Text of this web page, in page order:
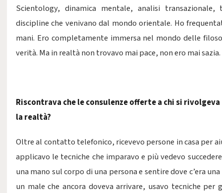
Scientology, dinamica mentale, analisi
discipline che venivano dal mondo orientale. Ho
mani. Ero completamente immersa nel mondo delle
verità. Ma in realtà non trovavo mai pace, non ero mai sazia.
Riscontrava che le consulenze offerte a chi si
la realtà?
Oltre al contatto telefonico, ricevevo persone in casa per
applicavo le tecniche che imparavo e più vedevo
una mano sul corpo di una persona e sentire dove c’era
un male che ancora doveva arrivare, usavo tecniche